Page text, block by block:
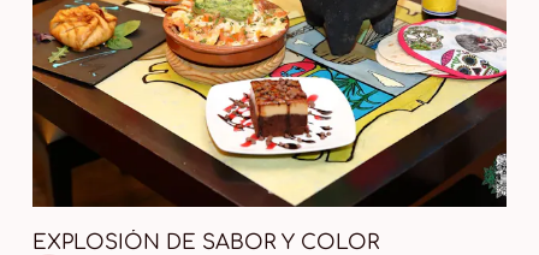
EXPLOSIÓN DE SABOR Y COLOR